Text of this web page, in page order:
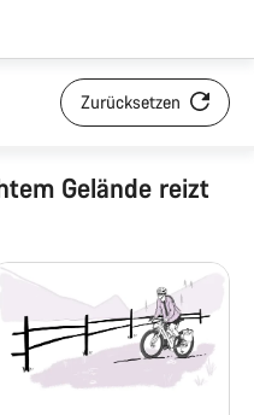
Zurücksetzen
Gelände reizt